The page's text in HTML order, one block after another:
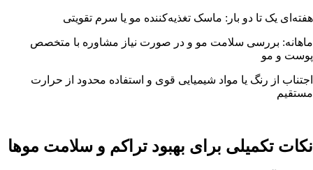
هفته‌ای یک تا دو بار: ماسک تغذیه‌کننده مو یا سرم تقویتی
ماهانه: بررسی سلامت مو و در صورت نیاز مشاوره با متخصص
پوست و مو
اجتناب از رنگ یا مواد شیمیایی قوی و استفاده محدود از حرارت
مستقیم
نکات تکمیلی برای بهبود تراکم و سلامت موها